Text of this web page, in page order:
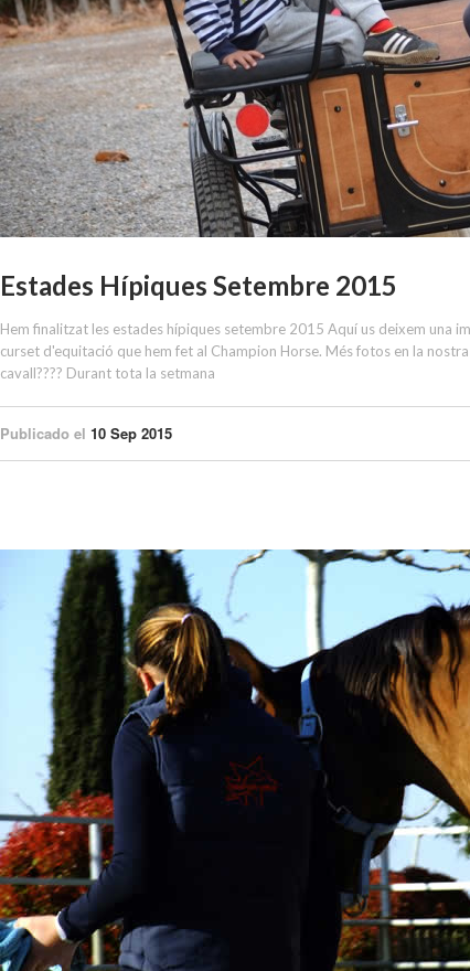
Estades Hípiques Setembre 2015
Hem finalitzat les estades hípiques setembre 2015 Aquí us deixem una
curset d'equitació que hem fet al Champion Horse. Més fotos en la
cavall???? Durant tota la setmana
Publicado el 10 Sep 2015